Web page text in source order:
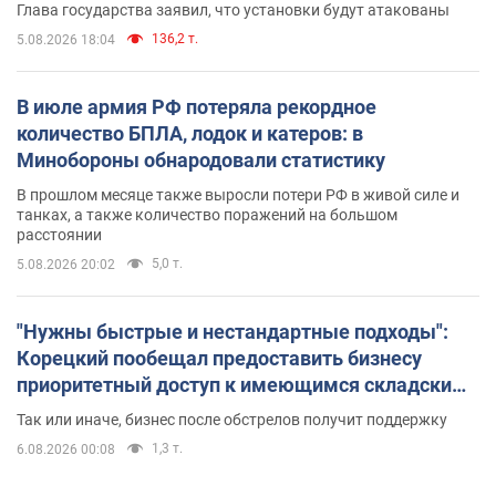
Глава государства заявил, что установки будут атакованы
5.08.2026 18:04 136,2 т.
В июле армия РФ потеряла рекордное
количество БПЛА, лодок и катеров: в
Минобороны обнародовали статистику
В прошлом месяце также выросли потери РФ в живой силе и
танках, а также количество поражений на большом
расстоянии
5.08.2026 20:02 5,0 т.
"Нужны быстрые и нестандартные подходы":
Корецкий пообещал предоставить бизнесу
приоритетный доступ к имеющимся складским
помещениям
Так или иначе, бизнес после обстрелов получит поддержку
6.08.2026 00:08 1,3 т.